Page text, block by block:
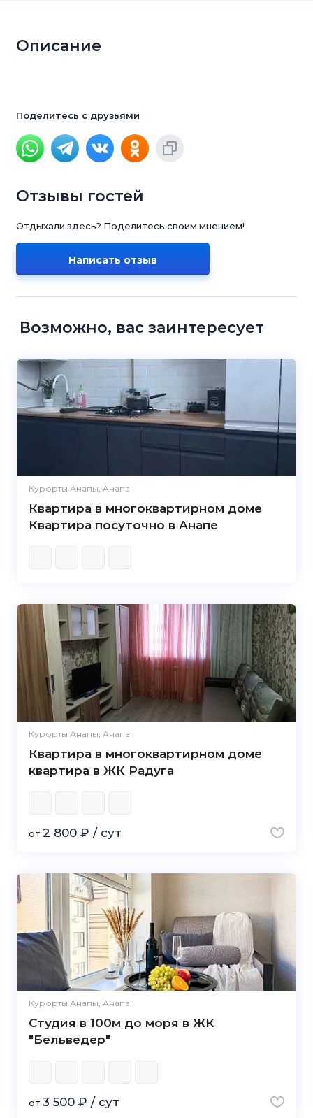
Описание
Поделитесь с друзьями
Отзывы гостей
Отдыхали здесь? Поделитесь своим мнением!
Написать отзыв
Возможно, вас заинтересует
Курорты Анапы, Анапа
Квартира в многоквартирном доме
Квартира посуточно в Анапе
Курорты Анапы, Анапа
Квартира в многоквартирном доме
квартира в ЖК Радуга
от 2 800 ₽ / сут
Курорты Анапы, Анапа
Студия в 100м до моря в ЖК
"Бельведер"
от 3 500 ₽ / сут